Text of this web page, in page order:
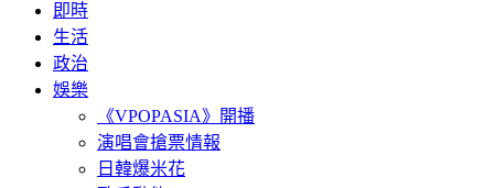
即時
生活
政治
娛樂
《VPOPASIA》開播
演唱會搶票情報
日韓爆米花